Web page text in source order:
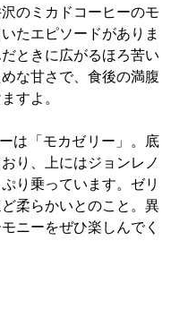
のミカドコーヒーのモ
たエピソードがありま
ときに広がるほろ苦い
な甘さで、食後の満腹
すよ。
は「モカゼリー」。底
り、上にはジョンレノ
り乗っています。ゼリ
柔らかいとのこと。異
ニーをぜひ楽しんでく